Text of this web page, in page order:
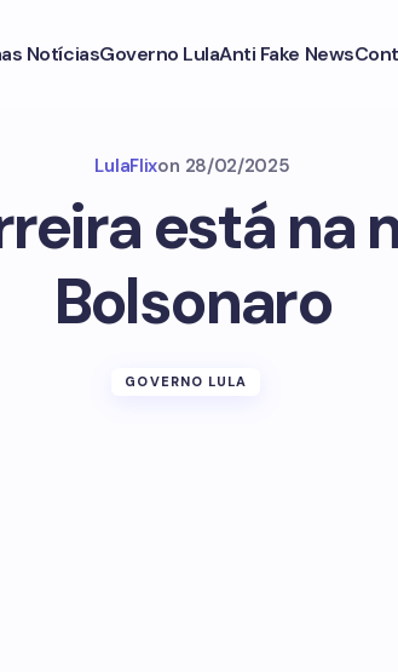
NotíciasGoverno LulaAnti Fake News
LulaFlixon 28/02/2025
está na
Bolsonaro
GOVERNO LULA